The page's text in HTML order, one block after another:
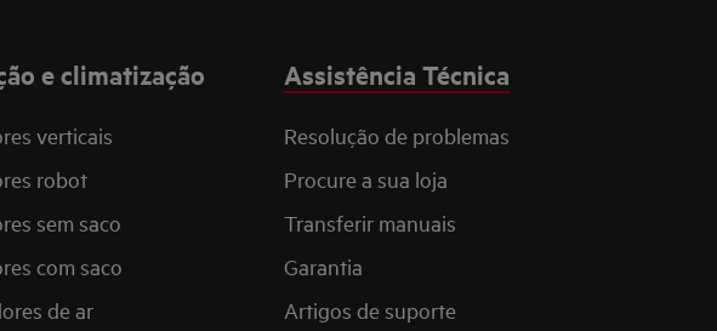
e climatização
verticais
robot
sem saco
com saco
de ar
Assistência Técnica
Resolução de problemas
Procure a sua loja
Transferir manuais
Garantia
Artigos de suporte